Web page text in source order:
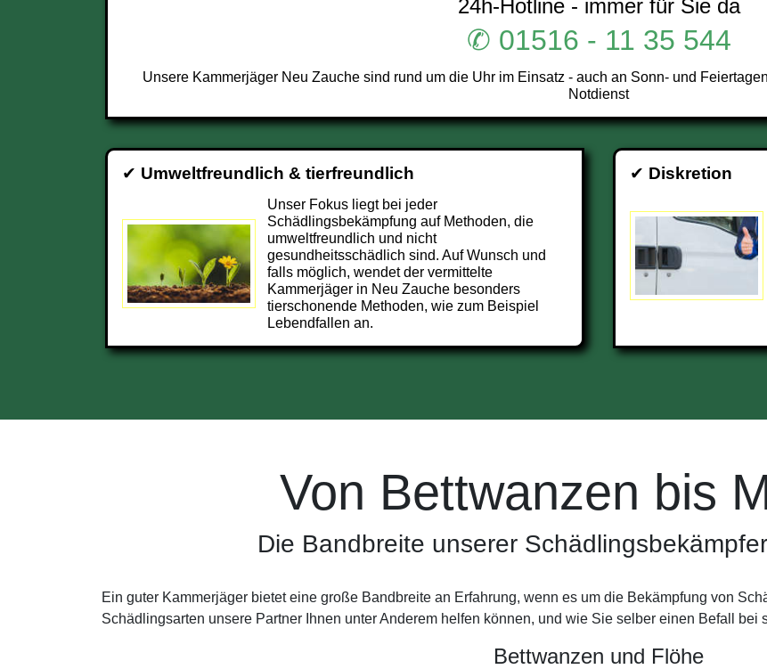
24h-Hotline - immer für Sie da
✆ 01516 - 11 35 544
Unsere Kammerjäger Neu Zauche sind rund um die Uhr im Einsatz - auch an Sonn- und
Notdienst
✔ Umweltfreundlich & tierfreundlich
Unser Fokus liegt bei jeder
Schädlingsbekämpfung auf Methoden, die
umweltfreundlich und nicht
gesundheitsschädlich sind. Auf Wunsch und
falls möglich, wendet der vermittelte
Kammerjäger in Neu Zauche besonders
tierschonende Methoden, wie zum Beispiel
Lebendfallen an.
✔ Diskretion
Von Bettwanzen bis
Die Bandbreite unserer
Ein guter Kammerjäger bietet eine große Bandbreite an Erfahrung, wenn es um die Bekämpfung von
Schädlingsarten unsere Partner Ihnen unter Anderem helfen können, und wie Sie selber einen Befall bei
Bettwanzen und Flöhe